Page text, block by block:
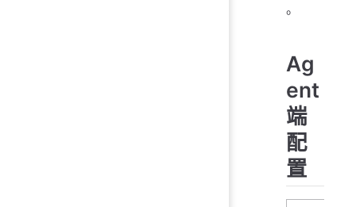
。
Ag
ent
端
配
置